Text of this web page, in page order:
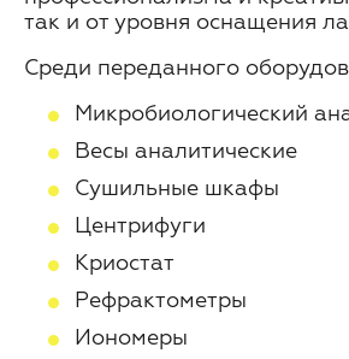
так и от уровня оснащения
Среди переданного
Микробиологический
Весы аналитические
Сушильные шкафы
Центрифуги
Криостат
Рефрактометры
Иономеры